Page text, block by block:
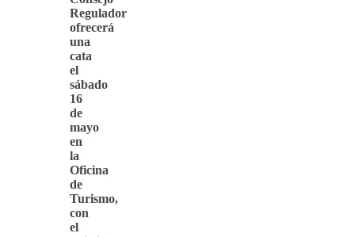
Regulador
ofrecerá
una
cata
el
sábado
16
de
mayo
en
la
Oficina
de
Turismo,
con
el